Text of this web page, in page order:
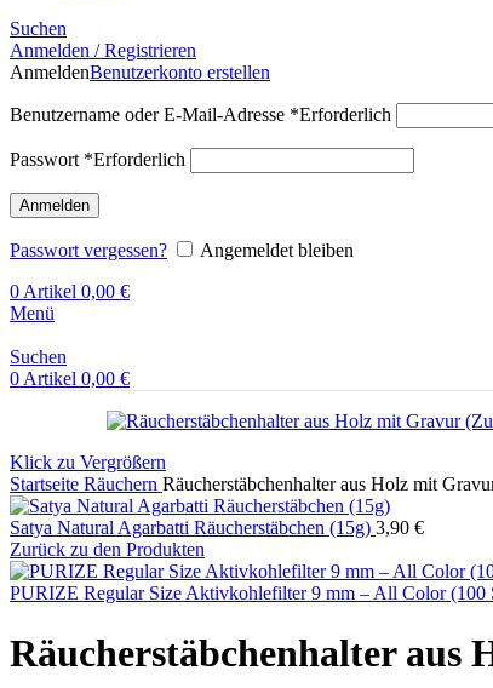
Suchen
Anmelden / Registrieren
AnmeldenBenutzerkonto erstellen
Benutzername oder E-Mail-Adresse *Erforderlich
Passwort *Erforderlich
Anmelden
Passwort vergessen?
Angemeldet bleiben
0 Artikel 0,00 €
Menü
Suchen
0 Artikel 0,00 €
Klick zu Vergrößern
Startseite Räuchern Räucherstäbchenhalter aus Holz mit
Satya Natural Agarbatti Räucherstäbchen (15g) 3,90 €
Zurück zu den Produkten
PURIZE Regular Size Aktivkohlefilter 9 mm – All Color (100
Räucherstäbchenhalter